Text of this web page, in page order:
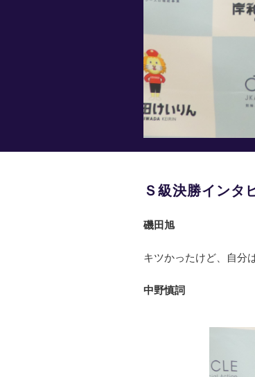
Ｓ級決勝インタ
磯田旭
キツかったけど、自分
中野慎詞